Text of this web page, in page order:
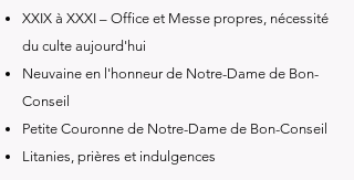
XXIX à XXXI – Office et Messe propres, nécessité
du culte aujourd'hui
Neuvaine en l'honneur de Notre-Dame de Bon-
Conseil
Petite Couronne de Notre-Dame de Bon-Conseil
Litanies, prières et indulgences